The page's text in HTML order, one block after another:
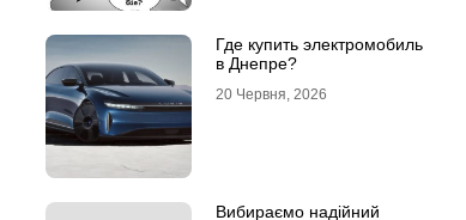
Где купить электромобиль
в Днепре?
20 Червня, 2026
Вибираємо надійний